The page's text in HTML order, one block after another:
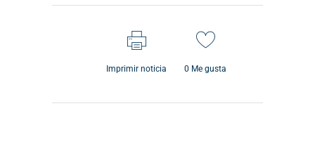
Imprimir noticia 0 Me gusta